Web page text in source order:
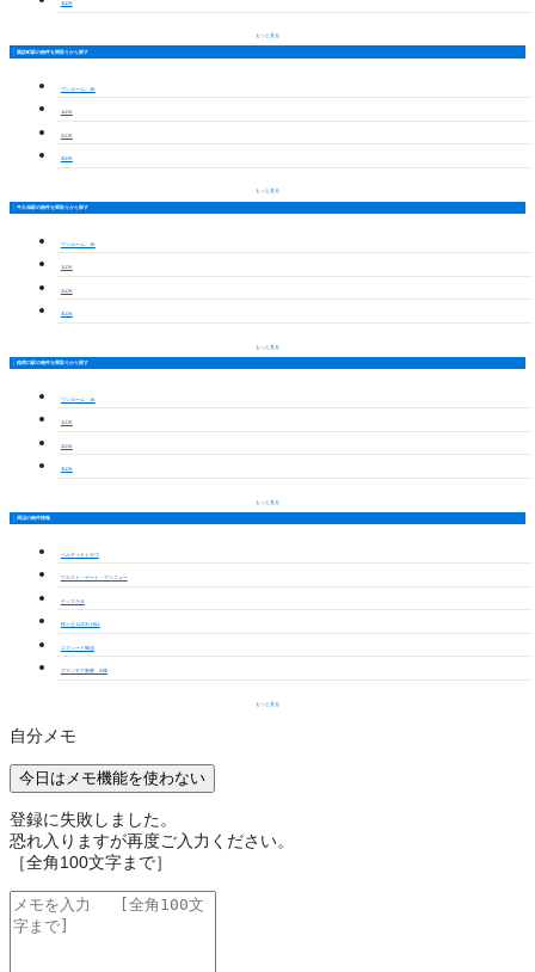
3LDK
もっと見る
諏訪町駅の物件を間取りから探す
ワンルーム・1K
1LDK
2LDK
3LDK
もっと見る
牛久保駅の物件を間取りから探す
ワンルーム・1K
1LDK
2LDK
3LDK
もっと見る
稲荷口駅の物件を間取りから探す
ワンルーム・1K
1LDK
2LDK
3LDK
もっと見る
周辺の物件情報
ベルディナトキワ
ウエスト・ゲート・アベニュー
ティエラⅢ
桜ヶ丘 LUCK HILL
エクシード御油
グランモア新豊 A棟
もっと見る
自分メモ
今日はメモ機能を使わない
登録に失敗しました。
恐れ入りますが再度ご入力ください。
［全角100文字まで］